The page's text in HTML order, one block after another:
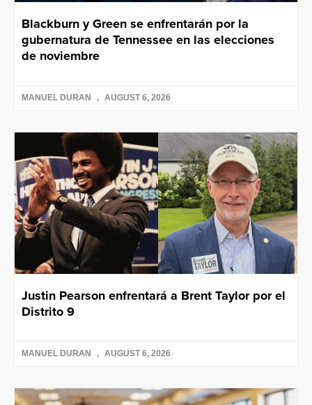
Blackburn y Green se enfrentarán por la
gubernatura de Tennessee en las elecciones
de noviembre
MANUEL DURAN AUGUST 6, 2026
Justin Pearson enfrentará a Brent Taylor por el
Distrito 9
MANUEL DURAN AUGUST 6, 2026